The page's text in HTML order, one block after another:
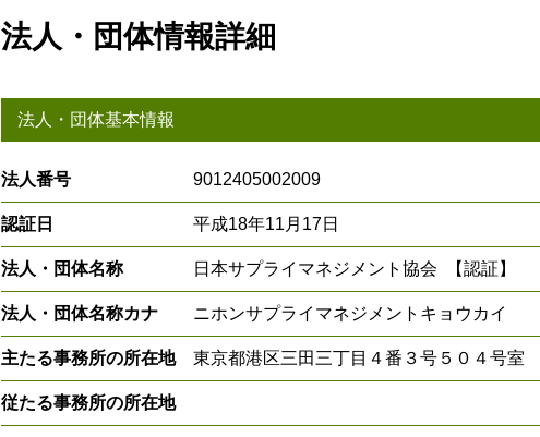
法人・団体情報詳細
法人・団体基本情報
法人番号 9012405002009
認証日 平成18年11月17日
法人・団体名称 日本サプライマネジメント協会 【認証】
法人・団体名称カナ ニホンサプライマネジメントキョウカイ
主たる事務所の所在地 東京都港区三田三丁目４番３号５０４号室
従たる事務所の所在地